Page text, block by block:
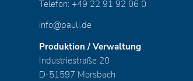
Telefon: +49 22 91 92 06 0
info@pauli.de
Produktion / Verwaltung
Industriestraße 20
D-51597 Morsbach